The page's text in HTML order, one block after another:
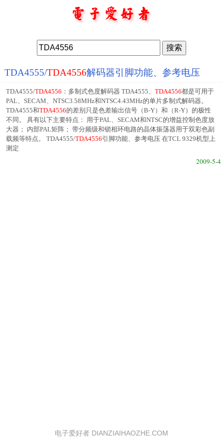
TDA4555/TDA4556解码器引脚功能、参考电压
TDA4555/TDA4556 ：多制式色度解码器 TDA4555、TDA4556都是可用于
PAL、SECAM、NTSC3.58MHz和NTSC4.43MHz的单片多制式解码器。
TDA4555和TDA4556的差别只是色差输出信号（B-Y）和（R-Y）的极性
不同。 具有以下主要特点： 用于PAL、SECAM和NTSC的增益控制色度放
大器； 内部PAL矩阵； 带分频级和锁相环电路的晶体振荡器用于双彩色副
载频等特点。 TDA4555/TDA4556引脚功能、参考电压 在TCL 9329机型上
测定
2009-5-4
电子爱好者 DIANZIAIHAOZHE.COM